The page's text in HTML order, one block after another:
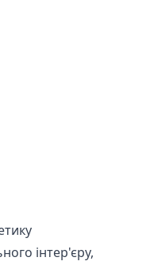
інтер'єру,